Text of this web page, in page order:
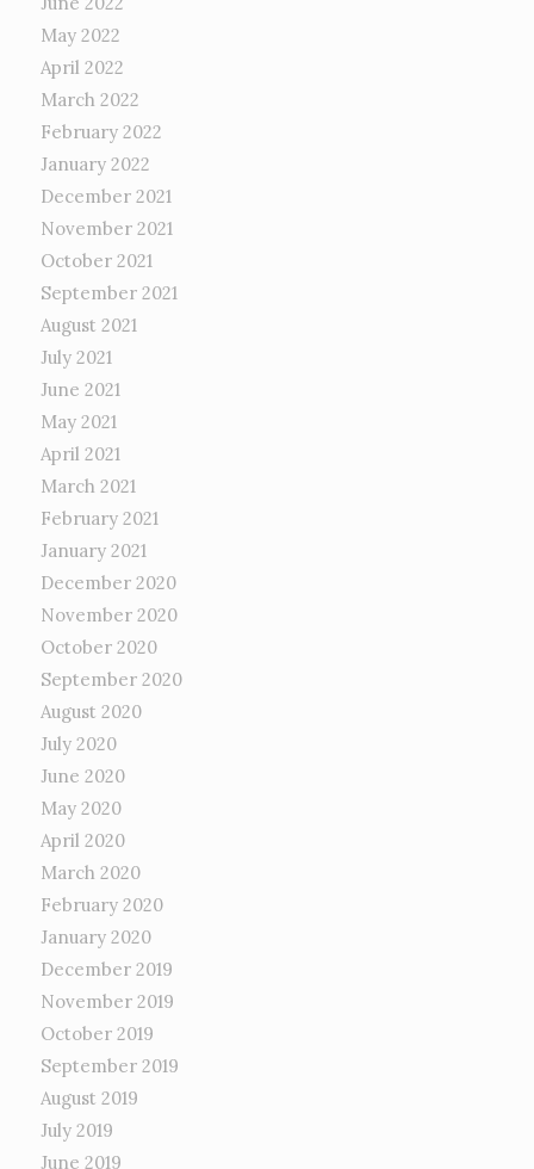
May 2022
April 2022
March 2022
February 2022
January 2022
December 2021
November 2021
October 2021
September 2021
August 2021
July 2021
June 2021
May 2021
April 2021
March 2021
February 2021
January 2021
December 2020
November 2020
October 2020
September 2020
August 2020
July 2020
June 2020
May 2020
April 2020
March 2020
February 2020
January 2020
December 2019
November 2019
October 2019
September 2019
August 2019
July 2019
June 2019